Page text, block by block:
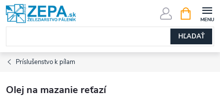
Prejsť
na
obsah
HĽADAŤ
KOŠÍK
Príslušenstvo k pílam
Olej na mazanie reťazí